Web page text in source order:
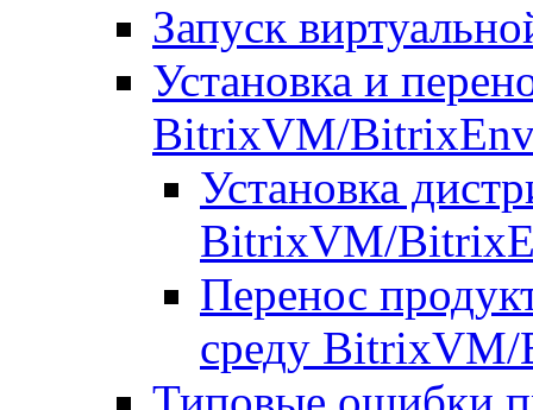
Запуск
Установка и
BitrixVM/
Установка
BitrixVM/
Перенос
среду